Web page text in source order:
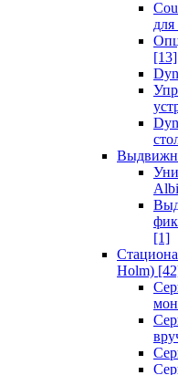
[13]
[1]
Holm)